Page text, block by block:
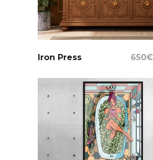
Select Options
Iron Press 650€